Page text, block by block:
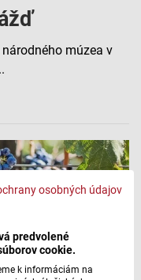
osobných údajov
predvolené
cookie.
k informáciám na
múzea v